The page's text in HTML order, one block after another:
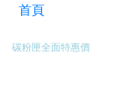
首頁
新加入會員送紅利金100點
碳粉匣全面特惠價